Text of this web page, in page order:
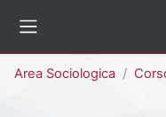
Area Sociologica Corso